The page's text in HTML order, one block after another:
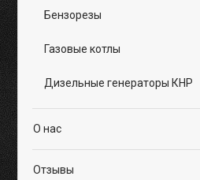
Бензорезы
Газовые котлы
Дизельные генераторы КНР
О нас
Отзывы